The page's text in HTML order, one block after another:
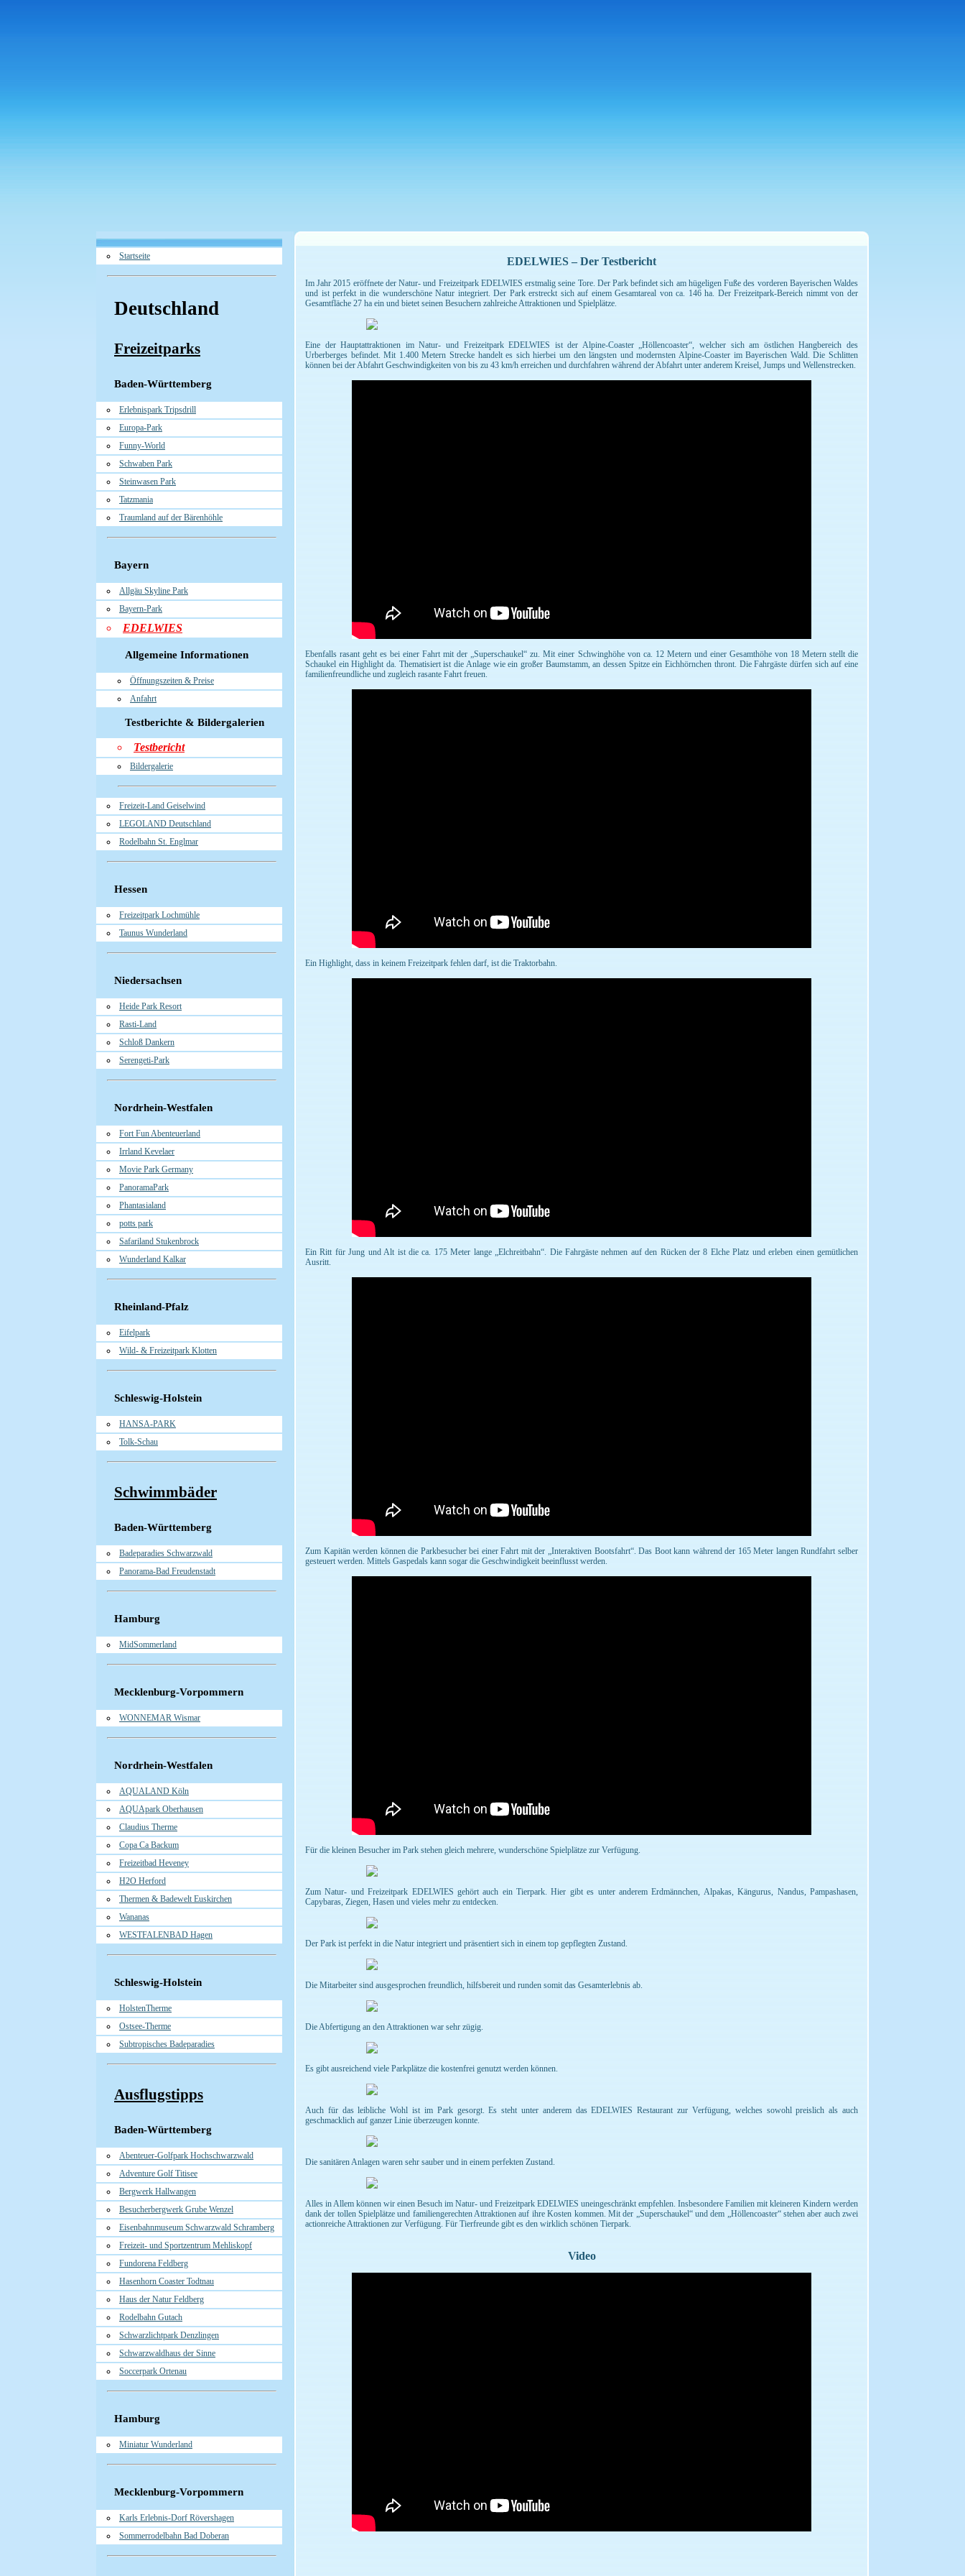
Startseite
Deutschland
Freizeitparks
Baden-Württemberg
Erlebnispark Tripsdrill
Europa-Park
Funny-World
Schwaben Park
Steinwasen Park
Tatzmania
Traumland auf der Bärenhöhle
Bayern
Allgäu Skyline Park
Bayern-Park
EDELWIES
Allgemeine Informationen
Öffnungszeiten & Preise
Anfahrt
Testberichte & Bildergalerien
Testbericht
Bildergalerie
Freizeit-Land Geiselwind
LEGOLAND Deutschland
Rodelbahn St. Englmar
Hessen
Freizeitpark Lochmühle
Taunus Wunderland
Niedersachsen
Heide Park Resort
Rasti-Land
Schloß Dankern
Serengeti-Park
Nordrhein-Westfalen
Fort Fun Abenteuerland
Irrland Kevelaer
Movie Park Germany
PanoramaPark
Phantasialand
potts park
Safariland Stukenbrock
Wunderland Kalkar
Rheinland-Pfalz
Eifelpark
Wild- & Freizeitpark Klotten
Schleswig-Holstein
HANSA-PARK
Tolk-Schau
Schwimmbäder
Baden-Württemberg
Badeparadies Schwarzwald
Panorama-Bad Freudenstadt
Hamburg
MidSommerland
Mecklenburg-Vorpommern
WONNEMAR Wismar
Nordrhein-Westfalen
AQUALAND Köln
AQUApark Oberhausen
Claudius Therme
Copa Ca Backum
Freizeitbad Heveney
H2O Herford
Thermen & Badewelt Euskirchen
Wananas
WESTFALENBAD Hagen
Schleswig-Holstein
HolstenTherme
Ostsee-Therme
Subtropisches Badeparadies
Ausflugstipps
Baden-Württemberg
Abenteuer-Golfpark Hochschwarzwald
Adventure Golf Titisee
Bergwerk Hallwangen
Besucherbergwerk Grube Wenzel
Eisenbahnmuseum Schwarzwald Schramberg
Freizeit- und Sportzentrum Mehliskopf
Fundorena Feldberg
Hasenhorn Coaster Todtnau
Haus der Natur Feldberg
Rodelbahn Gutach
Schwarzlichtpark Denzlingen
Schwarzwaldhaus der Sinne
Soccerpark Ortenau
Hamburg
Miniatur Wunderland
Mecklenburg-Vorpommern
Karls Erlebnis-Dorf Rövershagen
Sommerrodelbahn Bad Doberan
EDELWIES – Der Testbericht
Im Jahr 2015 eröffnete der Natur- und Freizeitpark EDELWIES erstmalig seine Tore. Der Park befindet sich am hügeligen Fuße des vorderen Bayerischen Waldes
und ist perfekt in die wunderschöne Natur integriert. Der Park erstreckt sich auf einem Gesamtareal von ca. 146 ha. Der Freizeitpark-Bereich nimmt von der
Gesamtfläche 27 ha ein und bietet seinen Besuchern zahlreiche Attraktionen und Spielplätze.
Eine der Hauptattraktionen im Natur- und Freizeitpark EDELWIES ist der Alpine-Coaster „Höllencoaster“, welcher sich am östlichen Hangbereich des
Urberberges befindet. Mit 1.400 Metern Strecke handelt es sich hierbei um den längsten und modernsten Alpine-Coaster im Bayerischen Wald. Die Schlitten
können bei der Abfahrt Geschwindigkeiten von bis zu 43 km/h erreichen und durchfahren während der Abfahrt unter anderem Kreisel, Jumps und Wellenstrecken.
Ebenfalls rasant geht es bei einer Fahrt mit der „Superschaukel“ zu. Mit einer Schwinghöhe von ca. 12 Metern und einer Gesamthöhe von 18 Metern stellt die
Schaukel ein Highlight da. Thematisiert ist die Anlage wie ein großer Baumstamm, an dessen Spitze ein Eichhörnchen thront. Die Fahrgäste dürfen sich auf eine
familienfreundliche und zugleich rasante Fahrt freuen.
Ein Highlight, dass in keinem Freizeitpark fehlen darf, ist die Traktorbahn.
Ein Ritt für Jung und Alt ist die ca. 175 Meter lange „Elchreitbahn“. Die Fahrgäste nehmen auf den Rücken der 8 Elche Platz und erleben einen gemütlichen
Ausritt.
Zum Kapitän werden können die Parkbesucher bei einer Fahrt mit der „Interaktiven Bootsfahrt“. Das Boot kann während der 165 Meter langen Rundfahrt selber
gesteuert werden. Mittels Gaspedals kann sogar die Geschwindigkeit beeinflusst werden.
Für die kleinen Besucher im Park stehen gleich mehrere, wunderschöne Spielplätze zur Verfügung.
Zum Natur- und Freizeitpark EDELWIES gehört auch ein Tierpark. Hier gibt es unter anderem Erdmännchen, Alpakas, Kängurus, Nandus, Pampashasen,
Capybaras, Ziegen, Hasen und vieles mehr zu entdecken.
Der Park ist perfekt in die Natur integriert und präsentiert sich in einem top gepflegten Zustand.
Die Mitarbeiter sind ausgesprochen freundlich, hilfsbereit und runden somit das Gesamterlebnis ab.
Die Abfertigung an den Attraktionen war sehr zügig.
Es gibt ausreichend viele Parkplätze die kostenfrei genutzt werden können.
Auch für das leibliche Wohl ist im Park gesorgt. Es steht unter anderem das EDELWIES Restaurant zur Verfügung, welches sowohl preislich als auch
geschmacklich auf ganzer Linie überzeugen konnte.
Die sanitären Anlagen waren sehr sauber und in einem perfekten Zustand.
Alles in Allem können wir einen Besuch im Natur- und Freizeitpark EDELWIES uneingeschränkt empfehlen. Insbesondere Familien mit kleineren Kindern werden
dank der tollen Spielplätze und familiengerechten Attraktionen auf ihre Kosten kommen. Mit der „Superschaukel“ und dem „Höllencoaster“ stehen aber auch zwei
actionreiche Attraktionen zur Verfügung. Für Tierfreunde gibt es den wirklich schönen Tierpark.
Video